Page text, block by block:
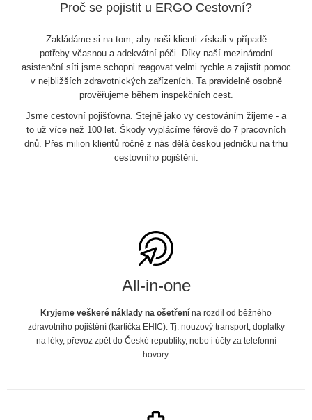
Proč se pojistit u ERGO Cestovní?
Zakládáme si na tom, aby naši klienti získali v případě
potřeby včasnou a adekvátní péči. Díky naší mezinárodní
asistenční síti jsme schopni reagovat velmi rychle a zajistit pomoc
v nejbližších zdravotnických zařízeních. Ta pravidelně osobně
prověřujeme během inspekčních cest.
Jsme cestovní pojišťovna. Stejně jako vy cestováním žijeme - a
to už více než 100 let. Škody vyplácíme férově do 7 pracovních
dnů. Přes milion klientů ročně z nás dělá českou jedničku na trhu
cestovního pojištění.
All-in-one
Kryjeme veškeré náklady na ošetření na rozdíl od běžného
zdravotního pojištění (kartička EHIC). Tj. nouzový transport, doplatky
na léky, převoz zpět do České republiky, nebo i účty za telefonní
hovory.